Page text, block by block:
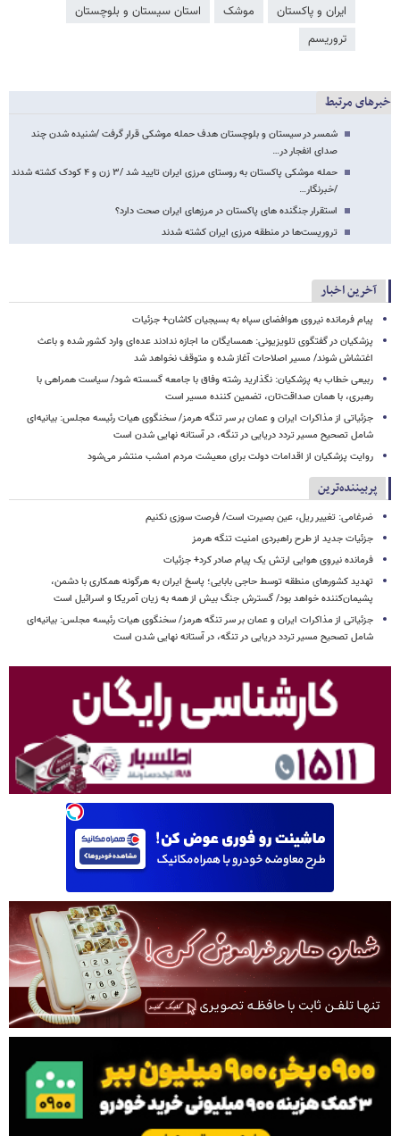
ایران و پاکستان موشک
استان سیستان و بلوچستان
تروریسم
خبرهای مرتبط
شمسر در سیستان و بلوچستان هدف حمله موشکی قرار گرفت /شنیده شدن چند
صدای انفجار در…
حمله موشکی پاکستان به روستای مرزی ایران تایید شد /۳ زن و ۴ کودک کشته شدند
/خبرنگار…
استقرار جنگنده های پاکستان در مرزهای ایران صحت دارد؟
تروریست‌ها در منطقه مرزی ایران کشته شدند
آخرین اخبار
پیام فرمانده نیروی هوافضای سپاه به بسیجیان کاشان+ جزئیات
پزشکیان در گفتگوی تلویزیونی: همسایگان ما اجازه ندادند عده‌ای وارد کشور شده و باعث
اغتشاش شوند/ مسیر اصلاحات آغاز شده و متوقف نخواهد شد
ربیعی خطاب به پزشکیان: نگذارید رشته وفاق با جامعه گسسته شود/ سیاست همراهی با
رهبری، با همان صداقت‌تان، تضمین کننده مسیر است
جزئیاتی از مذاکرات ایران و عمان بر سر تنگه هرمز/ سخنگوی هیات رئیسه مجلس: بیانیه‌ای
شامل تصحیح مسیر تردد دریایی در تنگه، در آستانه نهایی شدن است
روایت پزشکیان از اقدامات دولت برای معیشت مردم امشب منتشر می‌شود
پربیننده‌ترین
ضرغامی: تغییر ریل، عین بصیرت است/ فرصت سوزی نکنیم
جزئیات جدید از طرح راهبردی امنیت تنگه هرمز
فرمانده نیروی هوایی ارتش یک پیام صادر کرد+ جزئیات
تهدید کشورهای منطقه توسط حاجی بابایی؛ پاسخ ایران به هرگونه همکاری با دشمن،
پشیمان‌کننده خواهد بود/ گسترش جنگ بیش از همه به زیان آمریکا و اسرائیل است
جزئیاتی از مذاکرات ایران و عمان بر سر تنگه هرمز/ سخنگوی هیات رئیسه مجلس: بیانیه‌ای
شامل تصحیح مسیر تردد دریایی در تنگه، در آستانه نهایی شدن است